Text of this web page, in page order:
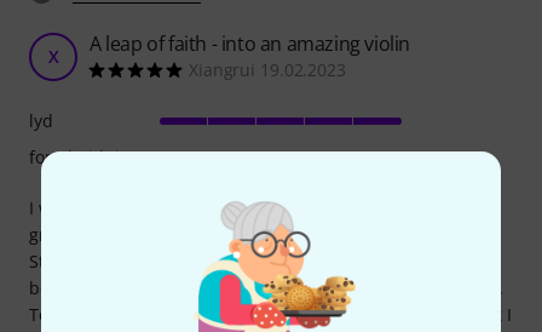
X A leap of faith - into an amazing violin
Xiangrui 19.02.2023
I was looking for a level up violin after many years with my
great grandfather’s hand-me-down from a century ago.
Stumbled across this one which ticked all my boxes:
boxwood accessories, stradivari model, heart-shaped pegs.
To be honest the picture on the website is a bit far off - but I
lyd
forarbejdning